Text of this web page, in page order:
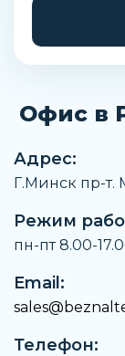
Офис в
Адрес:
Г.Минск пр-т.
Режим
пн-пт 8.00-
Email:
Телефон: